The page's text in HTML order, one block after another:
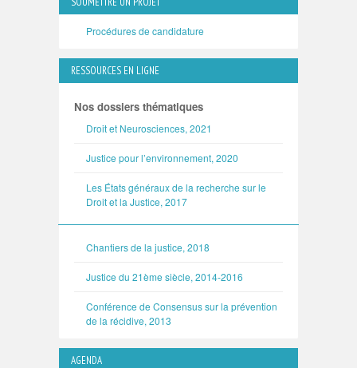
Procédures de candidature
RESSOURCES EN LIGNE
Nos dossiers thématiques
Droit et Neurosciences, 2021
Justice pour l’environnement, 2020
Les États généraux de la recherche sur le
Droit et la Justice, 2017
Chantiers de la justice, 2018
Justice du 21ème siècle, 2014-2016
Conférence de Consensus sur la prévention
de la récidive, 2013
AGENDA